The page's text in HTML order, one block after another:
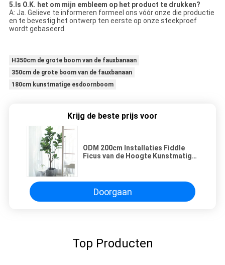
5.Is O.K. het om mijn embleem op het product te drukken?
A: Ja. Gelieve te informeren formeel ons vóór onze die productie
en te bevestig het ontwerp ten eerste op onze steekproef
wordt gebaseerd.
H350cm de grote boom van de fauxbanaan
350cm de grote boom van de fauxbanaan
180cm kunstmatige esdoornboom
Krijg de beste prijs voor
ODM 200cm Installaties Fiddle
Ficus van de Hoogte Kunstmatige
Doorgaan
Top Producten